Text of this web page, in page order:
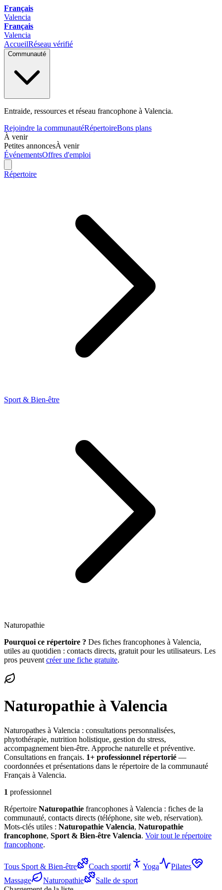
Français
Valencia
Français
Valencia
AccueilRéseau vérifié
Communauté
Entraide, ressources et réseau francophone à Valencia.
Rejoindre la communautéRépertoireBons plans
À venir
Petites annoncesÀ venir
ÉvénementsOffres d'emploi
Répertoire
Sport & Bien-être
Naturopathie
Pourquoi ce répertoire ? Des fiches francophones à Valencia,
utiles au quotidien : contacts directs, gratuit pour les utilisateurs. Les
pros peuvent créer une fiche gratuite.
Naturopathie à Valencia
Naturopathes à Valencia : consultations personnalisées,
phytothérapie, nutrition holistique, gestion du stress,
accompagnement bien-être. Approche naturelle et préventive.
Consultations en français. 1+ professionnel répertorié —
coordonnées et présentations dans le répertoire de la communauté
Français à Valencia.
1 professionnel
Répertoire Naturopathie francophones à Valencia : fiches de la
communauté, contacts directs (téléphone, site web, réservation).
Mots-clés utiles : Naturopathie Valencia, Naturopathie
francophone, Sport & Bien-être Valencia. Voir tout le répertoire
francophone.
Tous Sport & Bien-être Coach sportif Yoga
Pilates
Massage
Naturopathie
Salle de sport